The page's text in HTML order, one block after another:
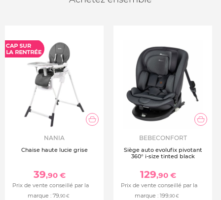
NANIA
Chaise haute lucie grise
39,90 €
Prix de vente conseillé par la
marque : 79,90 €
BEBECONFORT
Siège auto evolufix pivotant
360° i-size tinted black
129,90 €
Prix de vente conseillé par la
marque : 199,90 €